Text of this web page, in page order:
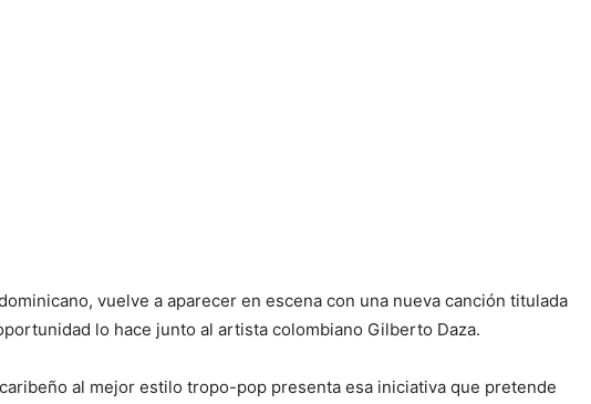
vuelve a aparecer en escena con una nueva canción titulada
lo hace junto al artista colombiano Gilberto Daza.
al mejor estilo tropo-pop presenta esa iniciativa que pretende